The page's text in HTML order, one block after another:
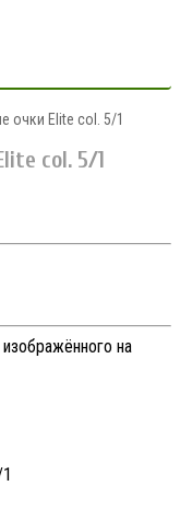
очки Elite col. 5/1
col. 5/1
на